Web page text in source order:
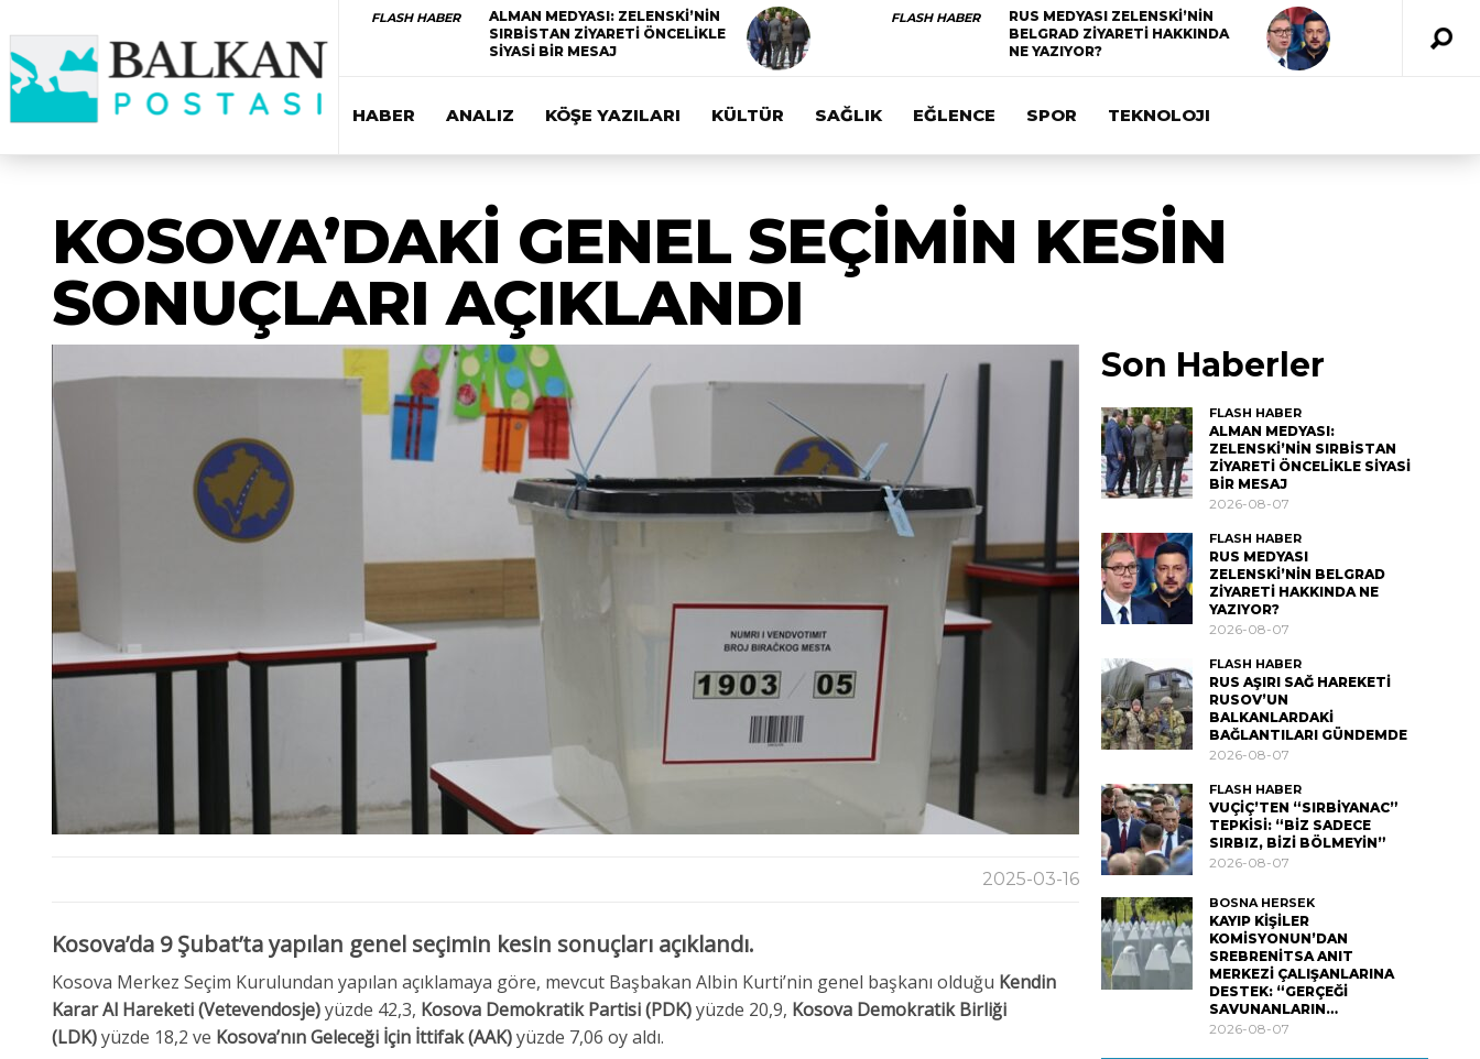
FLASH HABER
ALMAN MEDYASI: ZELENSKİ’NİN
SIRBİSTAN ZİYARETİ ÖNCELİKLE
SİYASİ BİR MESAJ
FLASH HABER
RUS MEDYASI ZELENSKİ’NİN
BELGRAD ZİYARETİ HAKKINDA
NE YAZIYOR?
HABER ANALIZ KÖŞE YAZILARI KÜLTÜR SAĞLIK EĞLENCE SPOR TEKNOLOJI
KOSOVA’DAKİ GENEL SEÇİMİN KESİN
SONUÇLARI AÇIKLANDI
2025-03-16
Kosova’da 9 Şubat’ta yapılan genel seçimin kesin sonuçları açıklandı.
​​​​​​​Kosova Merkez Seçim Kurulundan yapılan açıklamaya göre, mevcut Başbakan Albin Kurti’nin genel başkanı olduğu Kendin
Karar Al Hareketi (Vetevendosje)yüzde 42,3, Kosova Demokratik Partisi (PDK)yüzde 20,9, Kosova Demokratik Birliği
(LDK)yüzde 18,2 ve Kosova’nın Geleceği İçin İttifak (AAK)yüzde 7,06 oy aldı.
Son Haberler
FLASH HABER
ALMAN MEDYASI:
ZELENSKİ’NİN SIRBİSTAN
ZİYARETİ ÖNCELİKLE SİYASİ
BİR MESAJ
2026-08-07
FLASH HABER
RUS MEDYASI
ZELENSKİ’NİN BELGRAD
ZİYARETİ HAKKINDA NE
YAZIYOR?
2026-08-07
FLASH HABER
RUS AŞIRI SAĞ HAREKETİ
RUSOV’UN
BALKANLARDAKİ
BAĞLANTILARI GÜNDEMDE
2026-08-07
FLASH HABER
VUÇİÇ’TEN “SIRBİYANAC”
TEPKİSİ: “BİZ SADECE
SIRBIZ, BİZİ BÖLMEYİN”
2026-08-07
BOSNA HERSEK
KAYIP KİŞİLER
KOMİSYONUN’DAN
SREBRENİTSA ANIT
MERKEZİ ÇALIŞANLARINA
DESTEK: “GERÇEĞİ
SAVUNANLARIN…
2026-08-07